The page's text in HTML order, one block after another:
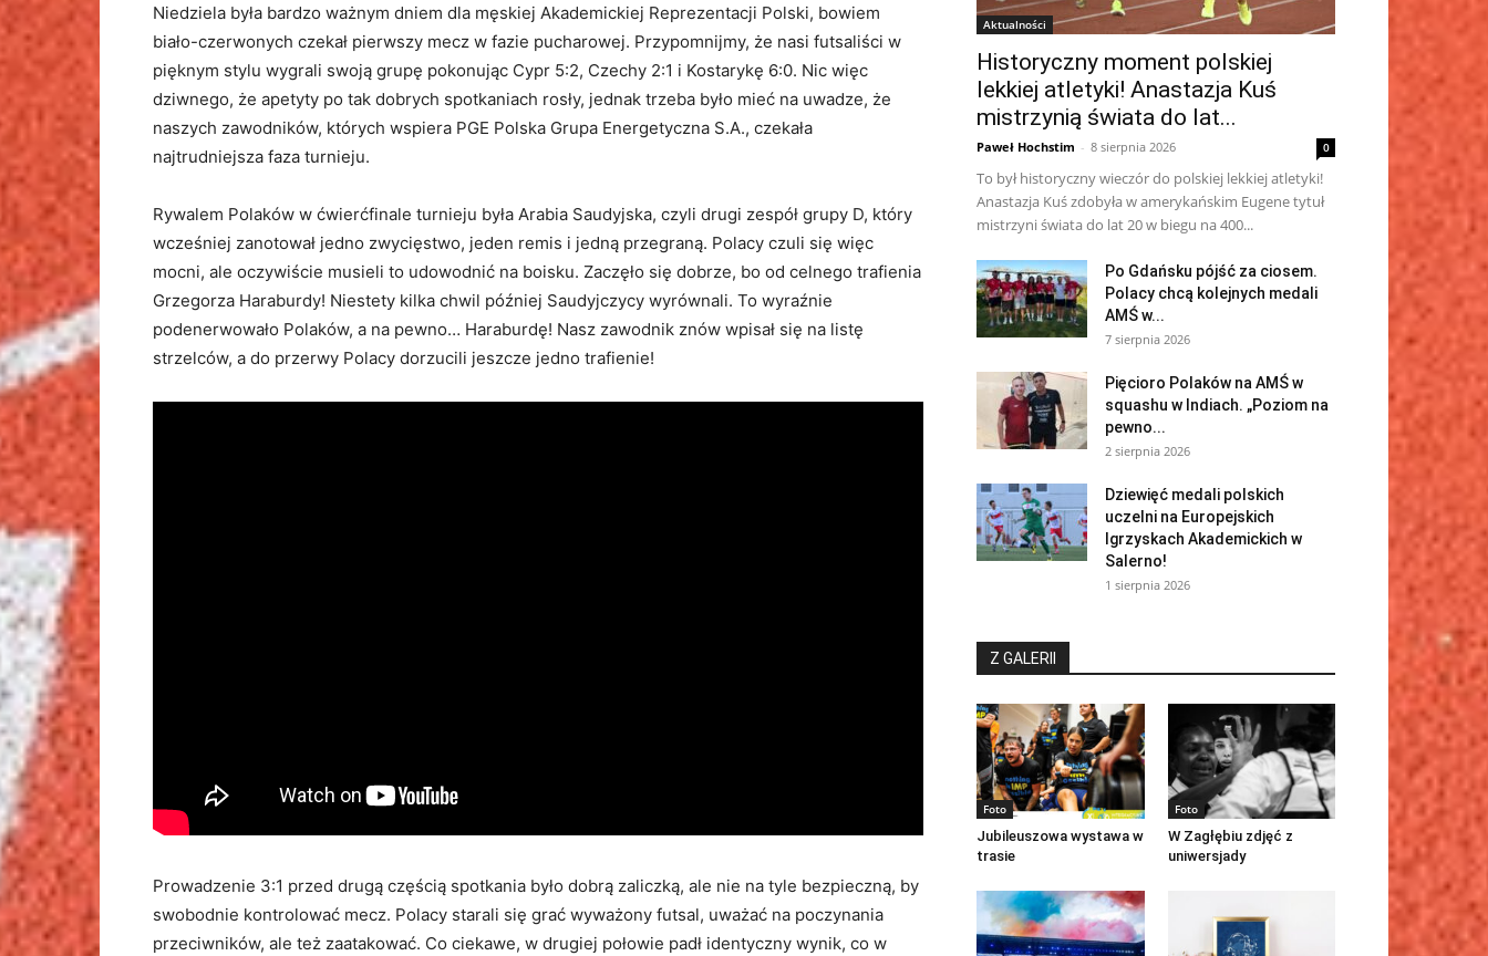
Niedziela była bardzo ważnym dniem dla męskiej Akademickiej Reprezentacji Polski, bowiem
biało-czerwonych czekał pierwszy mecz w fazie pucharowej. Przypomnijmy, że nasi futsaliści w
pięknym stylu wygrali swoją grupę pokonując Cypr 5:2, Czechy 2:1 i Kostarykę 6:0. Nic więc
dziwnego, że apetyty po tak dobrych spotkaniach rosły, jednak trzeba było mieć na uwadze, że
naszych zawodników, których wspiera PGE Polska Grupa Energetyczna S.A., czekała
najtrudniejsza faza turnieju.
Rywalem Polaków w ćwierćfinale turnieju była Arabia Saudyjska, czyli drugi zespół grupy D, który
wcześniej zanotował jedno zwycięstwo, jeden remis i jedną przegraną. Polacy czuli się więc
mocni, ale oczywiście musieli to udowodnić na boisku. Zaczęło się dobrze, bo od celnego trafienia
Grzegorza Haraburdy! Niestety kilka chwil później Saudyjczycy wyrównali. To wyraźnie
podenerwowało Polaków, a na pewno… Haraburdę! Nasz zawodnik znów wpisał się na listę
strzelców, a do przerwy Polacy dorzucili jeszcze jedno trafienie!
Prowadzenie 3:1 przed drugą częścią spotkania było dobrą zaliczką, ale nie na tyle bezpieczną, by
swobodnie kontrolować mecz. Polacy starali się grać wyważony futsal, uważać na poczynania
przeciwników, ale też zaatakować. Co ciekawe, w drugiej połowie padł identyczny wynik, co w
Aktualności
Historyczny moment polskiej
lekkiej atletyki! Anastazja Kuś
mistrzynią świata do lat...
Paweł Hochstim - 8 sierpnia 2026 0
To był historyczny wieczór do polskiej lekkiej atletyki!
Anastazja Kuś zdobyła w amerykańskim Eugene tytuł
mistrzyni świata do lat 20 w biegu na 400...
Po Gdańsku pójść za ciosem.
Polacy chcą kolejnych medali
AMŚ w...
7 sierpnia 2026
Pięcioro Polaków na AMŚ w
squashu w Indiach. „Poziom na
pewno...
2 sierpnia 2026
Dziewięć medali polskich
uczelni na Europejskich
Igrzyskach Akademickich w
Salerno!
1 sierpnia 2026
Z GALERII
Foto
Jubileuszowa wystawa w
trasie
Foto
W Zagłębiu zdjęć z
uniwersjady